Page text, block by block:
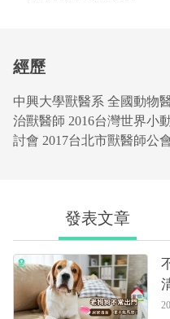
經歷
中興大學獸醫系 全國動物
治獸醫師 2016台灣世界小
討會 2017台北市獸醫師公
發表文章